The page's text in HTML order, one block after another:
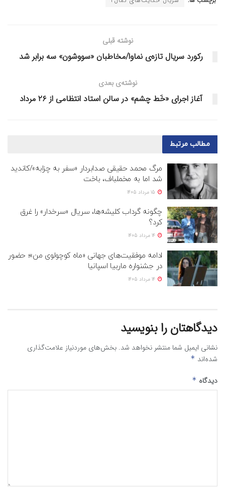
نوشته قبلی
رکورد سریال تازه‌ی نماوا/مخاطبان «سووشون» سه برابر شد
نوشته‌ی بعدی
آغاز اجرای «خَط چشم» در سالن استاد انتظامی از ۲۶ مرداد
مطالب مرتبط
مرگ محمد حقیقی صدابردار «سفر به چزابه»/کاندید
شد اما به مخملباف، باخت
چگونه گرداب کلیشه‌ها، سریال «سرخدار» را غرق
کرد؟
ادامه موفقیت‌های جهانی «ماه کوچولوی من»؛ حضور
در جشنواره ماربیا اسپانیا
دیدگاهتان را بنویسید
نشانی ایمیل شما منتشر نخواهد شد. بخش‌های موردنیاز علامت‌گذاری
شده‌اند *
دیدگاه *